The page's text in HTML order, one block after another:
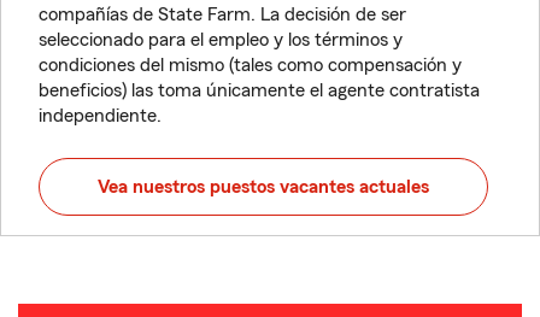
compañías de State Farm. La decisión de ser
seleccionado para el empleo y los términos y
condiciones del mismo (tales como compensación y
beneficios) las toma únicamente el agente contratista
independiente.
Vea nuestros puestos vacantes actuales